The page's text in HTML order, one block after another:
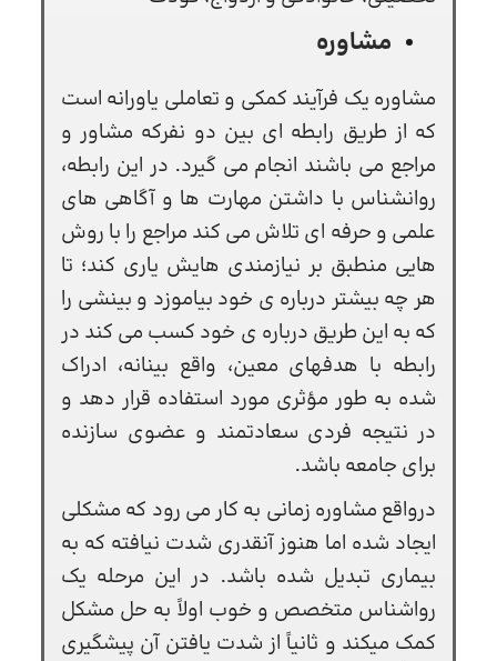
مشاوره
مشاوره یک فرآيند كمكي و تعاملي ياورانه است
که از طریق رابطه ای بین دو نفركه مشاور و
مراجع مي باشند انجام می گیرد. در این رابطه،
روانشناس با داشتن مهارت ها و آگاهي هاي
علمی و حرفه ای تلاش مي كند مراجع را با روش
هایی منطبق بر نیازمندی هایش یاری کند؛ تا
هر چه بیشتر درباره ی خود بیاموزد و بینشی را
که به این طریق درباره ی خود کسب می کند در
رابطه با هدفهای معین، واقع بینانه، ادراک
شده به طور مؤثری مورد استفاده قرار دهد و
در نتیجه فردی سعادتمند و عضوی سازنده
براي جامعه باشد.
درواقع مشاوره زمانی به کار می رود که مشکلی
ایجاد شده اما هنوز آنقدری شدت نیافته که به
بیماری تبدیل شده باشد. در این مرحله یک
رواشناس متخصص و خوب اولاً به حل مشکل
کمک میکند و ثانیاً از شدت یافتن آن پیشگیری